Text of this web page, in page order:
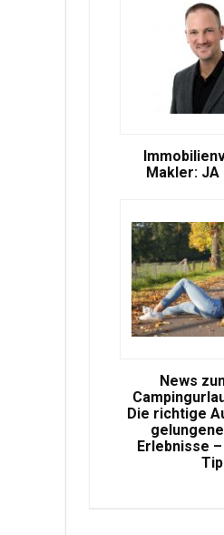
Makler: JA
News
Die richtige
Erlebnisse